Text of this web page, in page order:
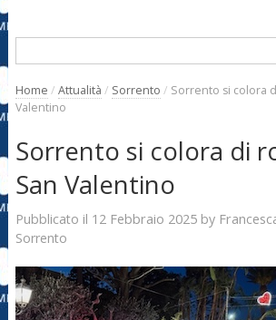
Home / Attualità / Sorrento / Sorrento si colora
Valentino
Sorrento si colora di
San Valentino
Pubblicato il 12 Febbraio 2025by
Sorrento